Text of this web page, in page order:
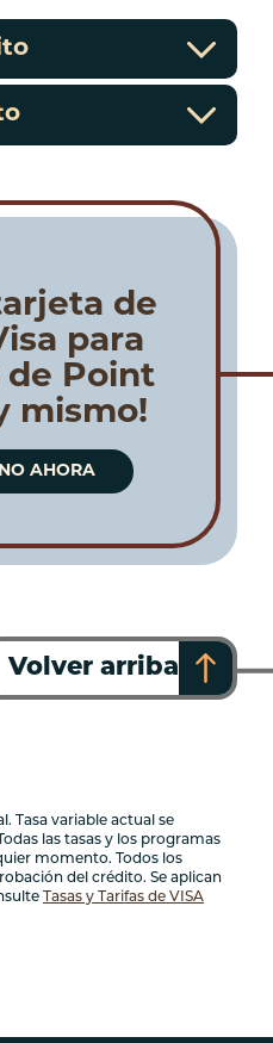
de
para
de Point
mismo!
AHORA
Volver arriba
Tasa variable actual se
las tasas y los programas
momento. Todos los
del crédito. Se aplican
Tasas y Tarifas de VISA